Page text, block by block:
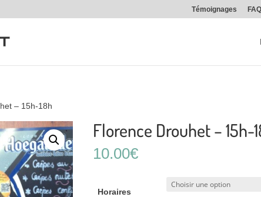
Témoignages FAQ
– 15h-18h
Florence Drouhet – 15h-
10.00€
Horaires